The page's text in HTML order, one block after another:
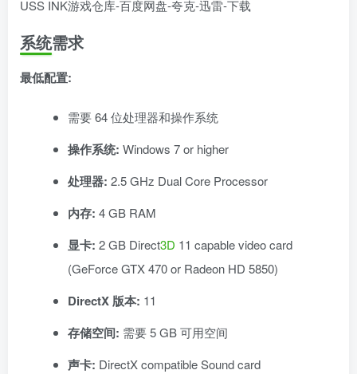
系统需求
最低配置:
需要 64 位处理器和操作系统
操作系统: Windows 7 or higher
处理器: 2.5 GHz Dual Core Processor
内存: 4 GB RAM
显卡: 2 GB Direct3D 11 capable video card
(GeForce GTX 470 or Radeon HD 5850)
DirectX 版本: 11
存储空间: 需要 5 GB 可用空间
声卡: DirectX compatible Sound card